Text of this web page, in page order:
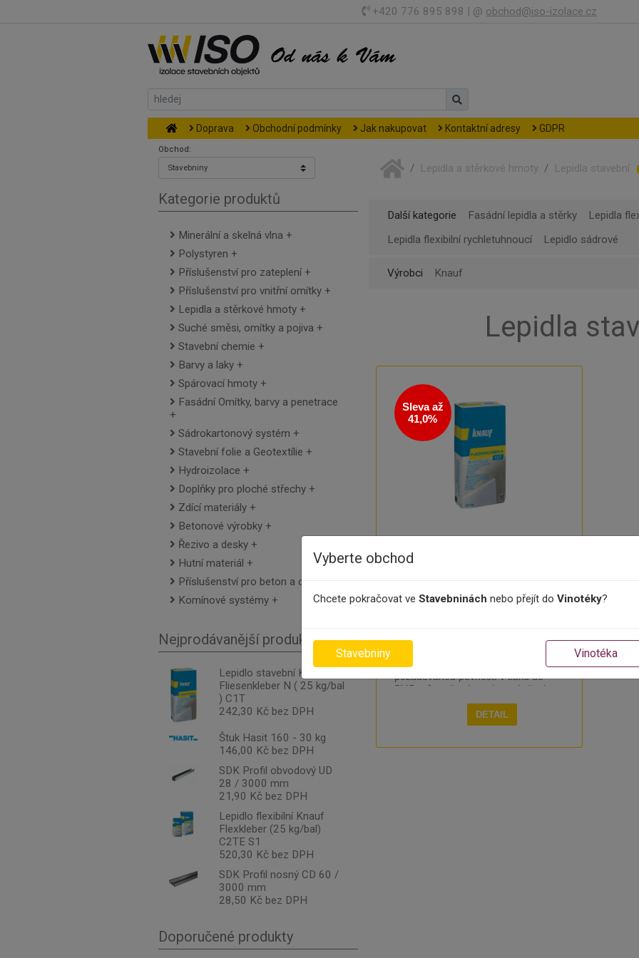
Vyberte obchod
Chcete pokračovat ve Stavebninách nebo přejít do Vinotéky?
Stavebniny Vinotéka
+420 776 895 898 | @ obchod@iso-izolace.cz
Doprava Obchodní podmínky Jak nakupovat Kontaktní adresy GDPR
Obchod:
Kategorie produktů
Minerální a skelná vlna
Polystyren
Příslušenství pro zateplení
Příslušenství pro vnitřní omítky
Lepidla a stěrkové hmoty
Suché směsi, omítky a pojiva
Stavební chemie
Barvy a laky
Spárovací hmoty
Fasádní Omítky, barvy a penetrace
Sádrokartonový systém
Stavební folie a Geotextílie
Hydroizolace
Doplňky pro ploché střechy
Zdící materiály
Betonové výrobky
Řezivo a desky
Hutní materiál
Příslušenství pro beton a dlažbu
Komínové systémy
Nejprodávanější produkty
Lepidlo stavební Knauf
Fliesenkleber N ( 25 kg/bal
) C1T
242,30 Kč bez DPH
Štuk Hasit 160 - 30 kg
146,00 Kč bez DPH
SDK Profil obvodový UD
28 / 3000 mm
21,90 Kč bez DPH
Lepidlo flexibilní Knauf
Flexkleber (25 kg/bal)
C2TE S1
520,30 Kč bez DPH
SDK Profil nosný CD 60 /
3000 mm
28,50 Kč bez DPH
Doporučené produkty
Lepidla a stěrkové hmoty Lepidla stavební
Další kategorie Fasádní lepidla a stěrky
Lepidla
Lepidla flexibilní rychletuhnoucí
Lepidlo sádrové
Výrobci Knauf
Lepidla
Sleva až
41,0%
Lepidlo Knauf Fliesenkleber N
Fliesenkleber „N“ je mrazuvzdorné
zdicí/lepicí maltu pro zdění
tvárnic typu Ytong/Porfix s
požadovanou pevností v tlaku do
5MPa. Je určené pro lepení všech
obkladů a dlažeb do tl. vrstvy 10 mm,
kromě slinuté dlažby, sklokeramiky a
podklady běžné ve stavebnictví
DETAIL